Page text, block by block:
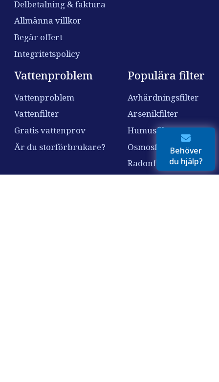
Delbetalning & faktura
Allmänna villkor
Begär offert
Integritetspolicy
Vattenproblem
Vattenproblem
Vattenfilter
Gratis vattenprov
Är du storförbrukare?
Populära filter
Avhärdningsfilter
Arsenikfilter
Humusfilter
Osmosfilter
Radonfilter
Behöver
du hjälp?